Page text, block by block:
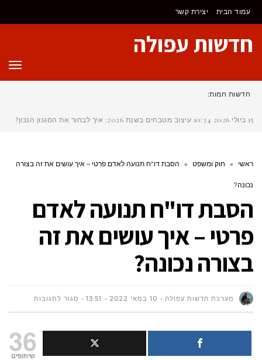
לתוכן
עמוד הבית יצירת קשר
חדשות עפולה
חדשות חמות:
15 ביולי 2026 10:34 עיצוב מטבחים בשנת 2026: איך לבחור את הסגנון הנכון?
ראשי » חוק ומשפט » הסבת דו"ח תנועה לאדם פרטי – איך עושים את זה בצורה
נכונה?
הסבת דו"ח תנועה לאדם
פרטי – איך עושים את זה
בצורה נכונה?
מערכת חדשות עפולה 10 במאי 2022 13:51 סגור לתגובותעל
דו"ח
36
שיתופים